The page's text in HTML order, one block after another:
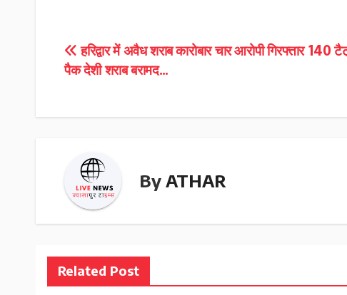
Post
navigation
हरिद्वार में अवैध शराब कारोबार चार आरोपी गिरफ्तार 140
पैक देशी शराब बरामद…
By ATHAR
Related Post